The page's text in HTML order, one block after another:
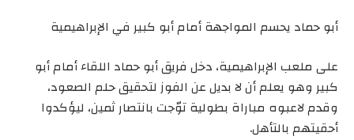
أبو حماد يحسم المواجهة أمام أبو كبير في الإبراهيمية
على ملعب الإبراهيمية، دخل فريق أبو حماد اللقاء أمام أبو
كبير وهو يعلم أن لا بديل عن الفوز لتحقيق حلم الصعود،
وقدم لاعبوه مباراة بطولية توّجت بانتصار ثمين، ليؤكدوا
أحقيتهم بالتأهل.